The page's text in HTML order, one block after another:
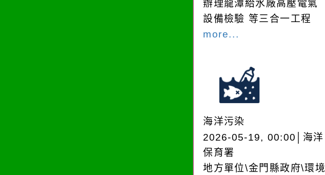
辦理龍潭給水廠高壓電氣
設備檢驗 等三合一工程
more...
海洋污染
2026-05-19, 00:00│海洋
保育署
地方單位\金門縣政府\環境